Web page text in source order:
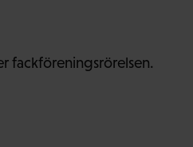
fackföreningsrörelsen.